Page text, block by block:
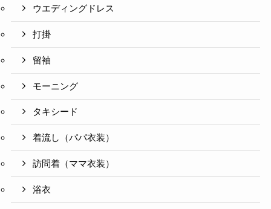
ウエディングドレス
打掛
留袖
モーニング
タキシード
着流し（パパ衣装）
訪問着（ママ衣装）
浴衣